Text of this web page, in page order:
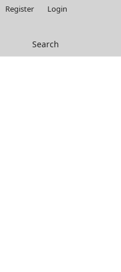
Search
Register Login